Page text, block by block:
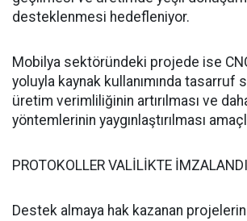
desteklenmesi hedefleniyor.
Mobilya sektöründeki projede ise
yoluyla kaynak kullanımında tasarruf
üretim verimliliğinin artırılması ve
yöntemlerinin yaygınlaştırılması
PROTOKOLLER VALİLİKTE İMZALANDI
Destek almaya hak kazanan